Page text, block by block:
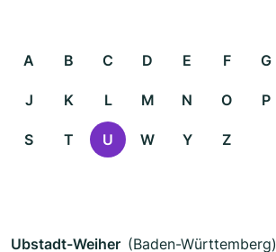
A B C D E F G
J K L M N O P
S T U W Y Z
Ubstadt-Weiher (Baden-Württemberg)